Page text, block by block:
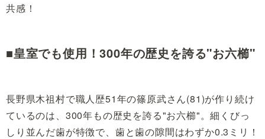
共感！
■皇室でも使用！300年の歴史を誇る"お六櫛"
長野県木祖村で職人歴51年の篠原武さん(81)が作り続け
ているのは、300年もの歴史を誇る"お六櫛"。細くびっ
しり並んだ歯が特徴で、歯と歯の隙間はわずか0.3ミリ！